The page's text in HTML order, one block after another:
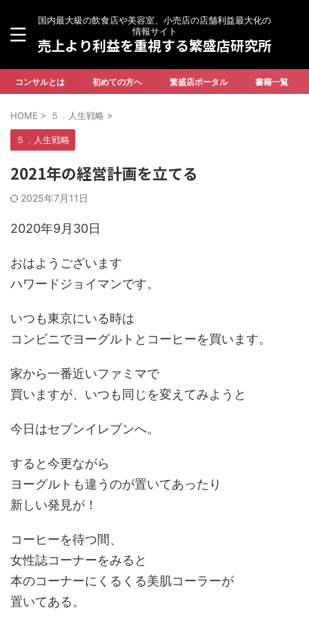
国内最大級の飲食店や美容室、小売店の店舗利益最大化の
情報サイト
売上より利益を重視する繁盛店研究所
コンサルとは 初めての方へ 繁盛店ポータル 書籍一覧
HOME > ５．人生戦略 >
５．人生戦略
2021年の経営計画を立てる
2025年7月11日
2020年9月30日
おはようございます
ハワードジョイマンです。
いつも東京にいる時は
コンビニでヨーグルトとコーヒーを買います。
家から一番近いファミマで
買いますが、いつも同じを変えてみようと
今日はセブンイレブンへ。
すると今更ながら
ヨーグルトも違うのが置いてあったり
新しい発見が！
コーヒーを待つ間、
女性誌コーナーをみると
本のコーナーにくるくる美肌コーラーが
置いてある。